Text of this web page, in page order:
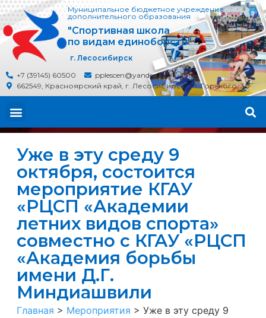
Муниципальное бюджетное учреждение
дополнительного образования
"Спортивная школа
по видам единоборств"
г. Лесосибирск
+7 (39145) 60500
pplescen@yandex.ru
662549, Красноярский край, г. Лесосибирск, ул. Горького, 30
Уже в эту среду 9
октября, состоится
мероприятие КГАУ
«РЦСП «Академии
летних видов спорта»
совместно с КГАУ «РЦСП
«Академия борьбы
имени Д.Г.
Миндиашвили
Главная > Мероприятия > Уже в эту среду 9